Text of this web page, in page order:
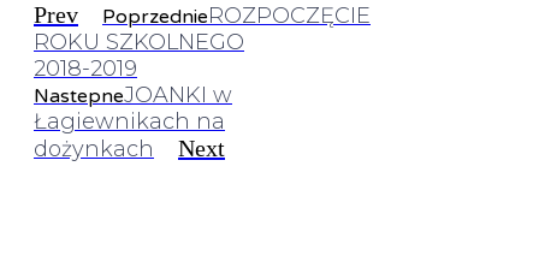
Prev PoprzednieROZPOCZĘCIE
ROKU SZKOLNEGO
2018-2019
NastepneJOANKI w
Łagiewnikach na
dożynkach
Next